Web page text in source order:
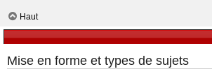
Haut
Mise en forme et types de sujets